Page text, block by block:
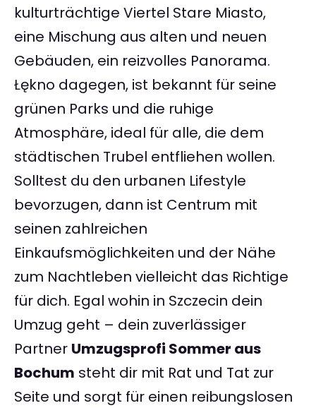
kulturträchtige Viertel Stare Miasto,
eine Mischung aus alten und neuen
Gebäuden, ein reizvolles Panorama.
Łękno dagegen, ist bekannt für seine
grünen Parks und die ruhige
Atmosphäre, ideal für alle, die dem
städtischen Trubel entfliehen wollen.
Solltest du den urbanen Lifestyle
bevorzugen, dann ist Centrum mit
seinen zahlreichen
Einkaufsmöglichkeiten und der Nähe
zum Nachtleben vielleicht das Richtige
für dich. Egal wohin in Szczecin dein
Umzug geht – dein zuverlässiger
Partner Umzugsprofi Sommer aus
Bochum steht dir mit Rat und Tat zur
Seite und sorgt für einen reibungslosen